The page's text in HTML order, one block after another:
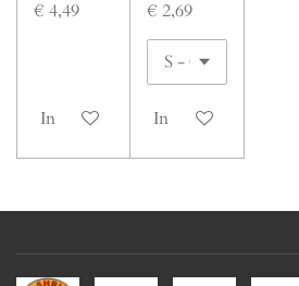
€ 4,49
In winkelwagen
€ 2,69
In winkelwagen